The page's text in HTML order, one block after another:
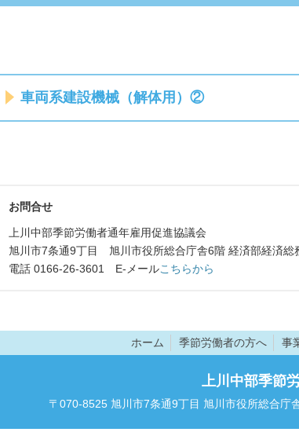
車両系建設機械（解体用）②
お問合せ
上川中部季節労働者通年雇用促進協議会
旭川市7条通9丁目 旭川市役所総合庁舎6階 経済部経済総
電話 0166-26-3601 E-メールこちらから
ホーム 季節労働者の方へ 事
上川中部季節
〒070-8525 旭川市7条通9丁目 旭川市役所総合